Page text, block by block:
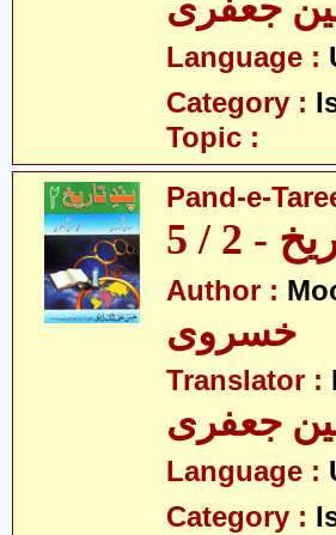
Language :
Category :
Topic :
Pand-e-
- 2 / 5
Author :
خسروی
Translator :
جعفری
Language :
Category :